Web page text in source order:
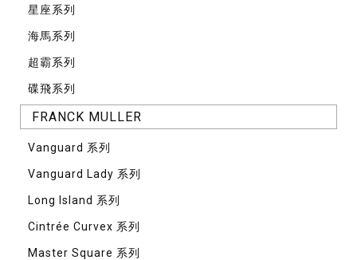
星座系列
海馬系列
超霸系列
碟飛系列
FRANCK MULLER
Vanguard 系列
Vanguard Lady 系列
Long Island 系列
Cintrée Curvex 系列
Master Square 系列